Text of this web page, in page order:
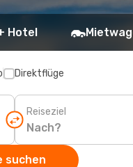
Hotel
Direktflüge
Reiseziel
suchen